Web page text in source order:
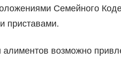
Семейного
приставами.
возможно